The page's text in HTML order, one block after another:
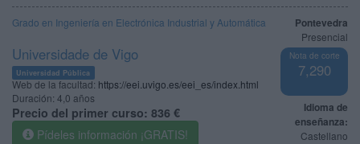
Pontevedra
Presencial
Nota de corte
7,290
Idioma de
enseñanza:
Castellano
Grado en Ingeniería en Electrónica Industrial y Automática
Universidade de Vigo
Universidad Pública
Web de la facultad: https://eei.uvigo.es/eei_es/index.html
Duración: 4,0 años
Precio del primer curso: 836 €
Pídeles información ¡GRATIS!